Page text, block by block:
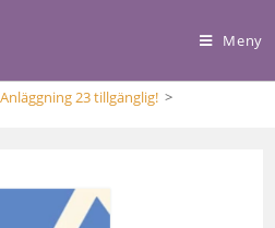
Meny
23 tillgänglig! >